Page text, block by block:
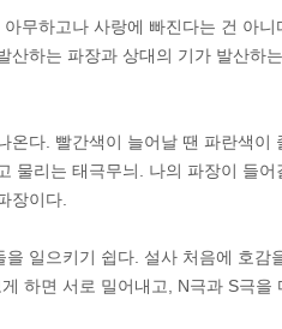
무하고나 사랑에 빠진다는 건 아
하는 파장과 상대의 기가 발산하
다. 빨간색이 늘어날 땐 파란색이
물리는 태극무늬. 나의 파장이 들
장이다.
일으키기 쉽다. 설사 처음에 호감
하면 서로 밀어내고, N극과 S극을